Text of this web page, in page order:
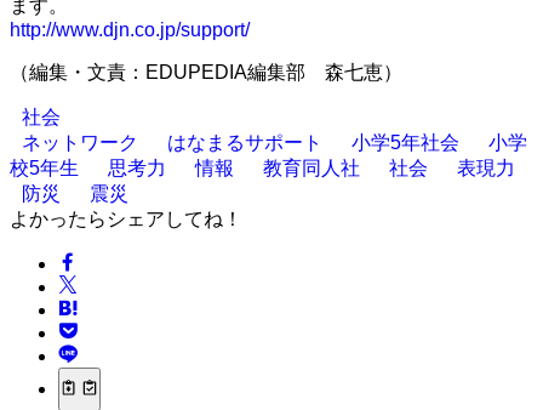
ます。
http://www.djn.co.jp/support/
（編集・文責：EDUPEDIA編集部 森七恵）
社会
ネットワーク
はなまるサポート 小学5年社会
小学
校5年生
思考力 情報 教育同人社 社会
表現力
防災
震災
よかったらシェアしてね！